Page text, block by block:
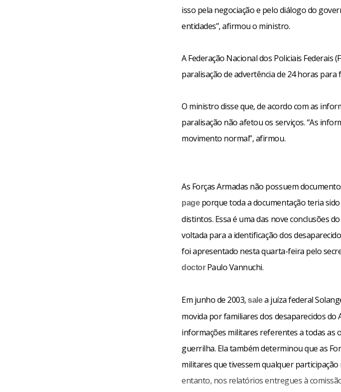
isso pela negociação e pelo diálogo do
entidades”, afirmou o ministro.
A Federação Nacional dos Policiais Federais
paralisação de advertência de 24 horas
O ministro disse que, de acordo com as
paralisação não afetou os serviços. “As
movimento normal”, afirmou.
As Forças Armadas não possuem
pageporque toda a documentação teria
distintos. Essa é uma das nove conclusões
voltada para a identificação dos
foi apresentado nesta quarta-feira pelo
doctorPaulo Vannuchi.
Em junho de 2003,salea juíza federal
movida por familiares dos desaparecidos
informações militares referentes a todas as
guerrilha. Ela também determinou que as
militares que tivessem qualquer
entanto, nos relatórios entregues à